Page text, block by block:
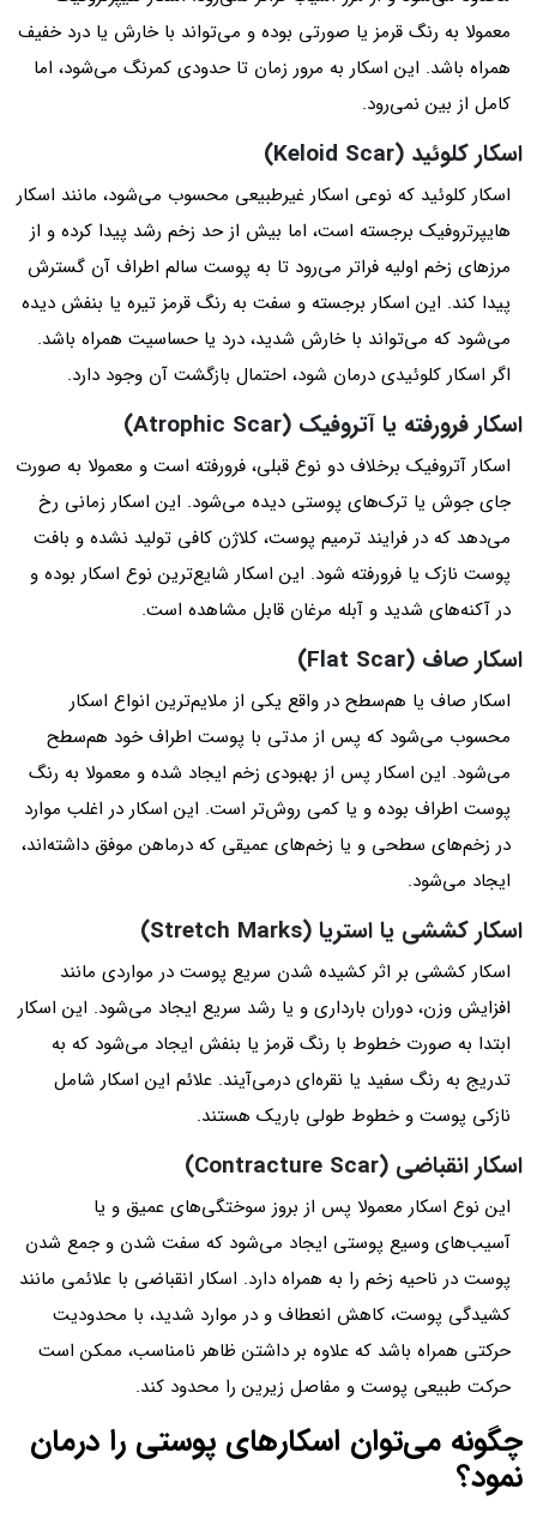
معمولا به رنگ قرمز یا صورتی بوده و می‌تواند با خارش یا درد خفیف
همراه باشد. این اسکار به مرور زمان تا حدودی کمرنگ می‌شود، اما
کامل از بین نمی‌رود.
اسکار کلوئید (Keloid Scar)
اسکار کلوئید که نوعی اسکار غیرطبیعی محسوب می‌شود، مانند اسکار
هایپرتروفیک برجسته است، اما بیش از حد زخم رشد پیدا کرده و از
مرزهای زخم اولیه فراتر می‌رود تا به پوست سالم اطراف آن گسترش
پیدا کند. این اسکار برجسته و سفت به رنگ قرمز تیره یا بنفش دیده
می‌شود که می‌تواند با خارش شدید، درد یا حساسیت همراه باشد.
اگر اسکار کلوئیدی درمان شود، احتمال بازگشت آن وجود دارد.
اسکار فرورفته یا آتروفیک (Atrophic Scar)
اسکار آتروفیک برخلاف دو نوع قبلی، فرورفته است و معمولا به صورت
جای جوش یا ترک‌های پوستی دیده می‌شود. این اسکار زمانی رخ
می‌دهد که در فرایند ترمیم پوست، کلاژن کافی تولید نشده و بافت
پوست نازک یا فرورفته شود. این اسکار شایع‌ترین نوع اسکار بوده و
در آکنه‌های شدید و آبله مرغان قابل مشاهده است.
اسکار صاف (Flat Scar)
اسکار صاف یا هم‌سطح در واقع یکی از ملایم‌ترین انواع اسکار
محسوب می‌شود که پس از مدتی با پوست اطراف خود هم‌سطح
می‌شود. این اسکار پس از بهبودی زخم ایجاد شده و معمولا به رنگ
پوست اطراف بوده و یا کمی روش‌تر است. این اسکار در اغلب موارد
در زخم‌های سطحی و یا زخم‌های عمیقی که درماهن موفق داشته‌اند،
ایجاد می‌شود.
اسکار کششی یا استریا (Stretch Marks)
اسکار کششی بر اثر کشیده شدن سریع پوست در مواردی مانند
افزایش وزن، دوران بارداری و یا رشد سریع ایجاد می‌شود. این اسکار
ابتدا به صورت خطوط با رنگ قرمز یا بنفش ایجاد می‌شود که به
تدریج به رنگ سفید یا نقره‌ای درمی‌آیند. علائم این اسکار شامل
نازکی پوست و خطوط طولی باریک هستند.
اسکار انقباضی (Contracture Scar)
این نوع اسکار معمولا پس از بروز سوختگی‌های عمیق و یا
آسیب‌های وسیع پوستی ایجاد می‌شود که سفت شدن و جمع شدن
پوست در ناحیه زخم را به همراه دارد. اسکار انقباضی با علائمی مانند
کشیدگی پوست، کاهش انعطاف و در موارد شدید، با محدودیت
حرکتی همراه باشد که علاوه بر داشتن ظاهر نامناسب، ممکن است
حرکت طبیعی پوست و مفاصل زیرین را محدود کند.
چگونه می‌توان اسکارهای پوستی را درمان
نمود؟